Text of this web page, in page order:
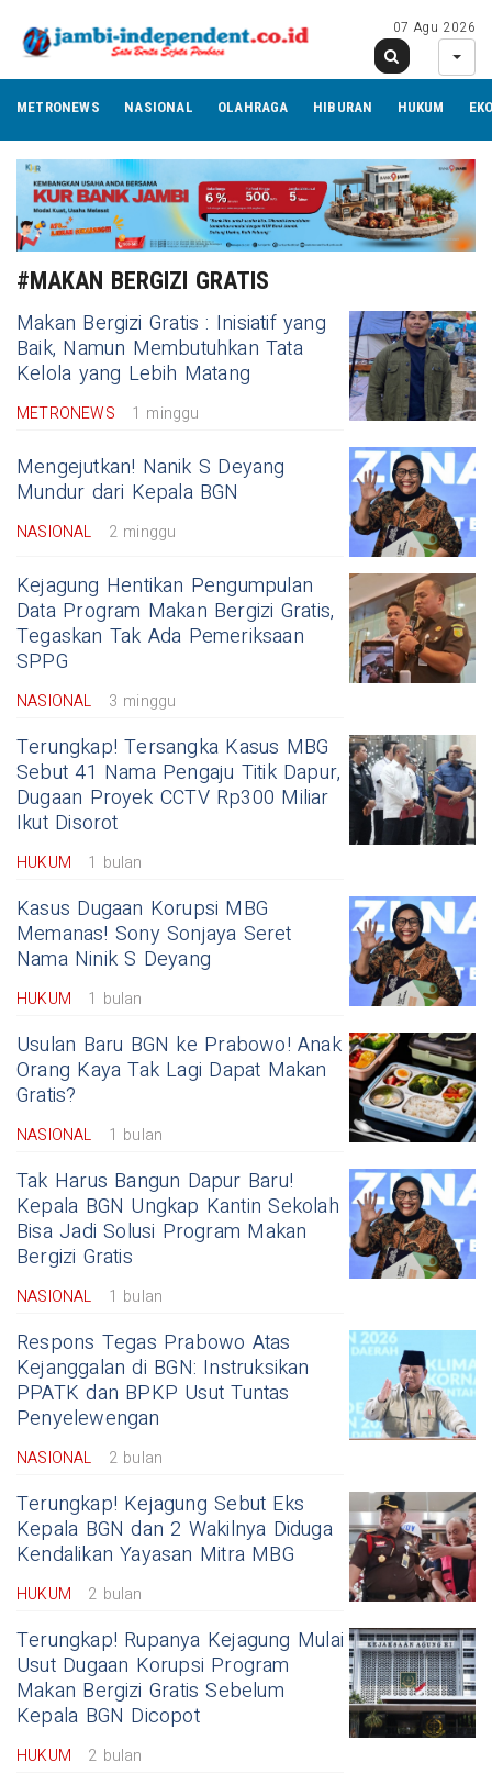
07 Agu 2026
METRONEWS NASIONAL OLAHRAGA HIBURAN HUKUM
#MAKAN BERGIZI GRATIS
Makan Bergizi Gratis : Inisiatif yang
Baik, Namun Membutuhkan Tata
Kelola yang Lebih Matang
METRONEWS 1 minggu
Mengejutkan! Nanik S Deyang
Mundur dari Kepala BGN
NASIONAL 2 minggu
Kejagung Hentikan Pengumpulan
Data Program Makan Bergizi Gratis,
Tegaskan Tak Ada Pemeriksaan
SPPG
NASIONAL 3 minggu
Terungkap! Tersangka Kasus MBG
Sebut 41 Nama Pengaju Titik Dapur,
Dugaan Proyek CCTV Rp300 Miliar
Ikut Disorot
HUKUM 1 bulan
Kasus Dugaan Korupsi MBG
Memanas! Sony Sonjaya Seret
Nama Ninik S Deyang
HUKUM 1 bulan
Usulan Baru BGN ke Prabowo! Anak
Orang Kaya Tak Lagi Dapat Makan
Gratis?
NASIONAL 1 bulan
Tak Harus Bangun Dapur Baru!
Kepala BGN Ungkap Kantin Sekolah
Bisa Jadi Solusi Program Makan
Bergizi Gratis
NASIONAL 1 bulan
Respons Tegas Prabowo Atas
Kejanggalan di BGN: Instruksikan
PPATK dan BPKP Usut Tuntas
Penyelewengan
NASIONAL 2 bulan
Terungkap! Kejagung Sebut Eks
Kepala BGN dan 2 Wakilnya Diduga
Kendalikan Yayasan Mitra MBG
HUKUM 2 bulan
Terungkap! Rupanya Kejagung Mulai
Usut Dugaan Korupsi Program
Makan Bergizi Gratis Sebelum
Kepala BGN Dicopot
HUKUM 2 bulan